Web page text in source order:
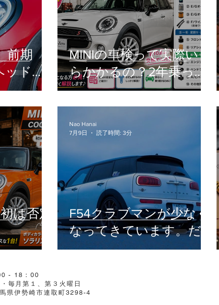
前期
ッドラ
車検・
底解説
MINIの車検って実際いく
らかかるの？2年乗った
愛車のリアルな交換部品
をご紹介！
は否定
当の魅
F54クラブマンが少なく
なってきています。だ
からこそ、今伝えたい
Nao Hanai
7月9日
読了時間: 3分
- 18：00
毎月第１、第３火曜日
県伊勢崎市連取町3298-4